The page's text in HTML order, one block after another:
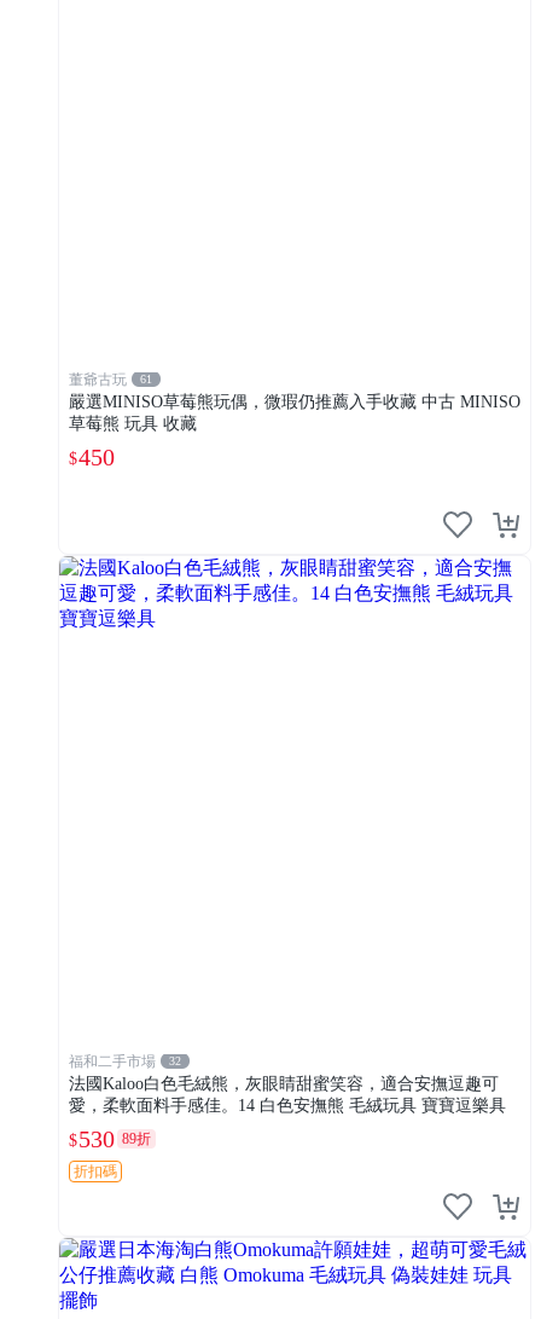
董爺古玩 61
嚴選MINISO草莓熊玩偶，微瑕仍推薦入手收藏 中古 MINISO
草莓熊 玩具 收藏
$450
福和二手市場 32
法國Kaloo白色毛絨熊，灰眼睛甜蜜笑容，適合安撫逗趣可
愛，柔軟面料手感佳。14 白色安撫熊 毛絨玩具 寶寶逗樂具
$530 89折
折扣碼